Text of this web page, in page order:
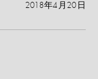
2018年4月20日